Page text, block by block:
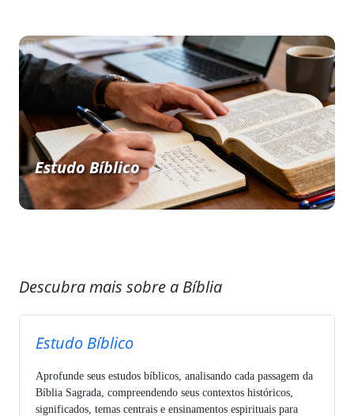
Estudo Bíblico
Descubra mais sobre a Bíblia
Estudo Bíblico
Aprofunde seus estudos bíblicos, analisando cada passagem da
Bíblia Sagrada, compreendendo seus contextos históricos,
significados, temas centrais e ensinamentos espirituais para